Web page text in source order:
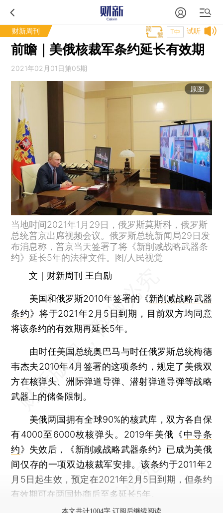
财新周刊 试听
T中
前瞻｜美俄核裁军条约延长有效期
2021年02月01日第05期
原图
当地时间2021年1月29日，俄罗斯莫斯科，俄罗斯
总统普京出席视频会议。俄罗斯总统新闻局29日发
布消息称，普京当天签署了将《新削减战略武器条
约》延长5年的法律文件。图/人民视觉
文｜财新周刊 王自励
美国和俄罗斯2010年签署的《新削减战略武器
条约》将于2021年2月5日到期，目前双方均同意
将该条约的有效期再延长5年。
由时任美国总统奥巴马与时任俄罗斯总统梅德
韦杰夫2010年4月签署的这项条约，规定了美俄双
方在核弹头、洲际弹道导弹、潜射弹道导弹等战略
武器上的储备限制。
美俄两国拥有全球90%的核武库，双方各自保
有4000至6000枚核弹头。2019年美俄《中导条
约》失效后，《新削减战略武器条约》已成为美俄
间仅存的一项双边核裁军安排。该条约于2011年2
月5日起生效，预定在2021年2月5日到期，但条约
有效期可在两国协商后至多延长5年。
本文共计1004字 订阅后继续阅读